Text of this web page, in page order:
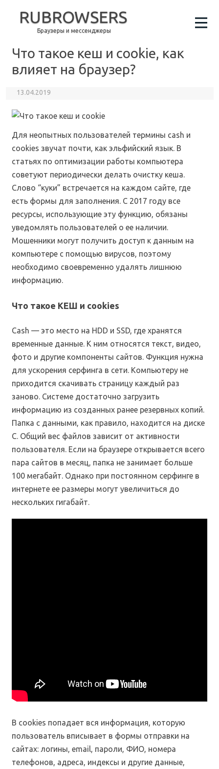
RUBROWSERS
Браузеры и мессенджеры
Что такое кеш и cookie, как
влияет на браузер?
13.04.2019
Для неопытных пользователей термины cash и
cookies звучат почти, как эльфийский язык. В
статьях по оптимизации работы компьютера
советуют периодически делать очистку кеша.
Слово “куки” встречается на каждом сайте, где
есть формы для заполнения. С 2017 году все
ресурсы, использующие эту функцию, обязаны
уведомлять пользователей о ее наличии.
Мошенники могут получить доступ к данным на
компьютере с помощью вирусов, поэтому
необходимо своевременно удалять лишнюю
информацию.
Что такое КЕШ и cookies
Cash — это место на HDD и SSD, где хранятся
временные данные. К ним относятся текст, видео,
фото и другие компоненты сайтов. Функция нужна
для ускорения серфинга в сети. Компьютеру не
приходится скачивать страницу каждый раз
заново. Системе достаточно загрузить
информацию из созданных ранее резервных копий.
Папка с данными, как правило, находится на диске
C. Общий вес файлов зависит от активности
пользователя. Если на браузере открывается всего
пара сайтов в месяц, папка не занимает больше
100 мегабайт. Однако при постоянном серфинге в
интернете ее размеры могут увеличиться до
нескольких гигабайт.
В cookies попадает вся информация, которую
пользователь вписывает в формы отправки на
сайтах: логины, email, пароли, ФИО, номера
телефонов, адреса, индексы и другие данные,